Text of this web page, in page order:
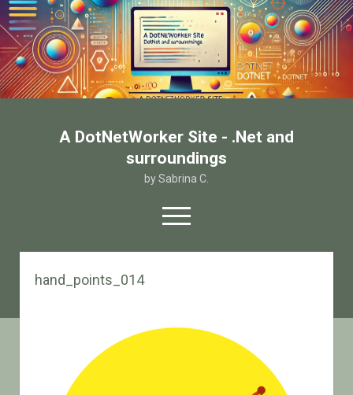
A DotNetWorker Site - .Net and
surroundings
by Sabrina C.
open
menu
twitterfacebook
email-form
Chi sono
hand_points_014